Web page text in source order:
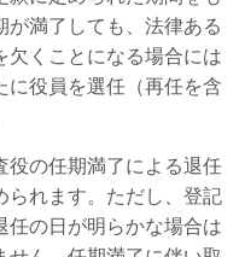
が満了しても、法律ある
欠くことになる場合には
に役員を選任（再任を含
役の任期満了による退任
られます。ただし、登記
任の日が明らかな場合は